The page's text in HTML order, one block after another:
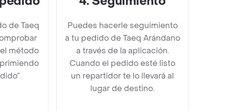
de Taeq
método
Puedes hacerle seguimiento
a tu pedido de Taeq Arándano
a través de la aplicación.
Cuando el pedido esté listo
un repartidor te lo llevará al
lugar de destino.